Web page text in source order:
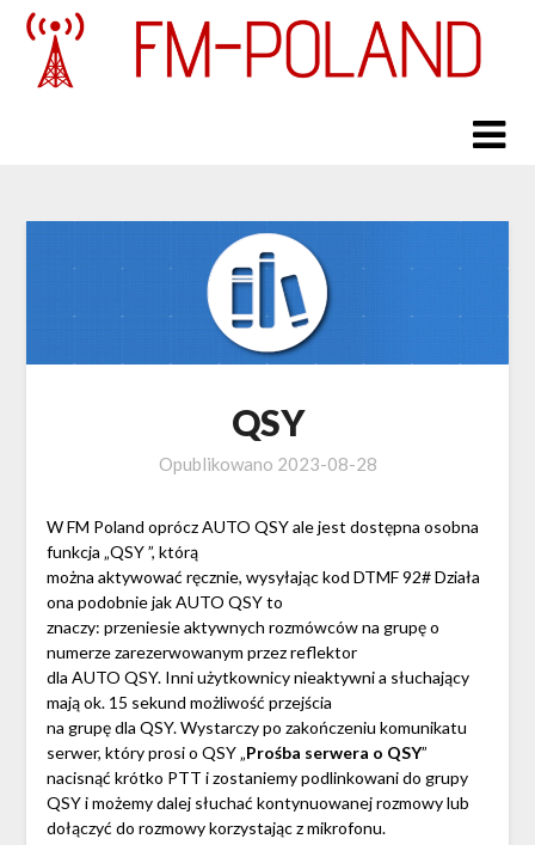
Skip
content
QSY
Opublikowano 2023-08-28
W FM Poland oprócz AUTO QSY ale jest dostępna osobna
funkcja „QSY ”, którą
można aktywować ręcznie, wysyłając kod DTMF 92# Działa
ona podobnie jak AUTO QSY to
znaczy: przeniesie aktywnych rozmówców na grupę o
numerze zarezerwowanym przez reflektor
dla AUTO QSY. Inni użytkownicy nieaktywni a słuchający
mają ok. 15 sekund możliwość przejścia
na grupę dla QSY. Wystarczy po zakończeniu komunikatu
serwer, który prosi o QSY „Prośba serwera o QSY”
nacisnąć krótko PTT i zostaniemy podlinkowani do grupy
QSY i możemy dalej słuchać kontynuowanej rozmowy lub
dołączyć do rozmowy korzystając z mikrofonu.